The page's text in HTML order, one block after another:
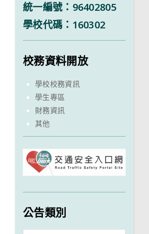
統一編號：96402805
學校代碼：160302
校務資料開放
學校校務資訊
學生專區
財務資訊
其他
公告類別